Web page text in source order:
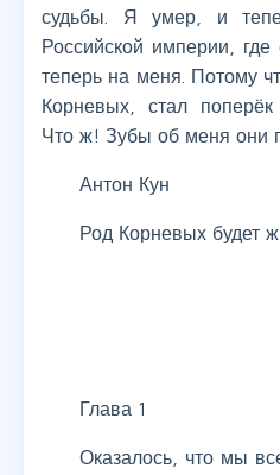
судьбы. Я умер, и
Российской империи, где
теперь на меня. Потому
Корневых, стал
Что ж! Зубы об меня они
Антон Кун
Род Корневых будет
Глава 1
Оказалось, что мы